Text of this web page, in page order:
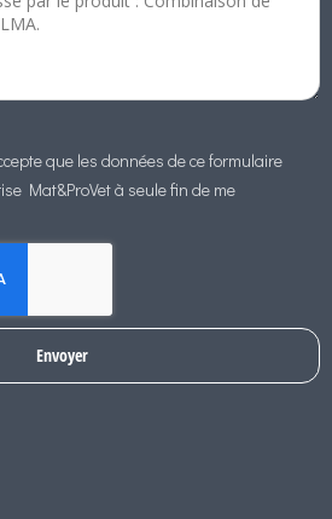
que les données de ce formulaire
Mat&ProVet à seule fin de me
Envoyer